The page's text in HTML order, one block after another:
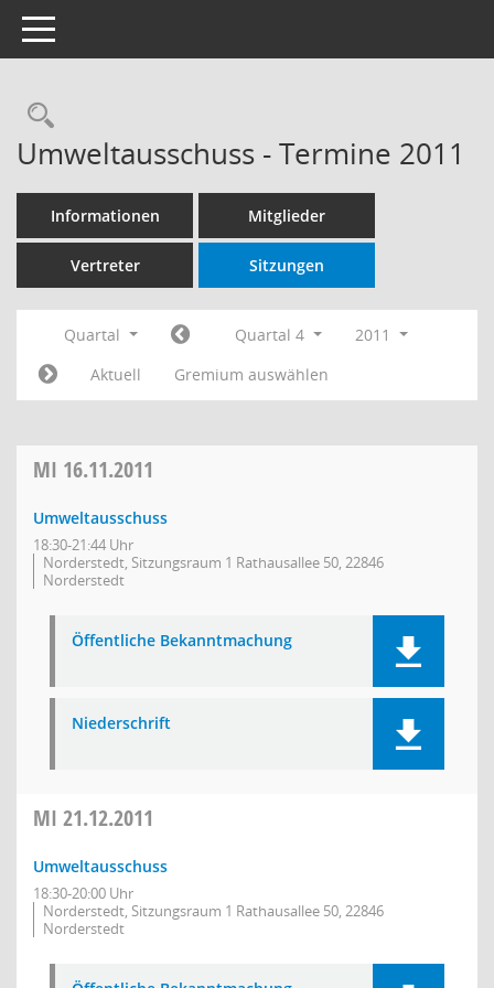
Toggle navigation
Rechercheauswahl
Umweltausschuss - Termine 2011
Informationen Mitglieder
Vertreter Sitzungen
Quartal Quartal 4
2011
Aktuell
Gremium auswählen
MI 16.11.2011
Umweltausschuss
18:30-21:44 Uhr
Norderstedt, Sitzungsraum 1 Rathausallee 50, 22846
Norderstedt
Öffentliche Bekanntmachung
Niederschrift
MI 21.12.2011
Umweltausschuss
18:30-20:00 Uhr
Norderstedt, Sitzungsraum 1 Rathausallee 50, 22846
Norderstedt